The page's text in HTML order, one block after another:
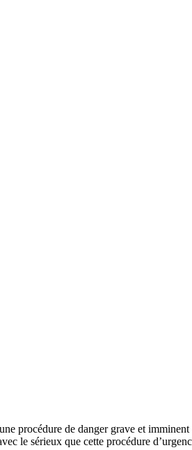
procédure de danger grave et
le sérieux que cette procédure